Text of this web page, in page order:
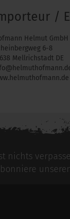
/
Helmut GmbH
6-8
Mellrichstadt DE
nichts